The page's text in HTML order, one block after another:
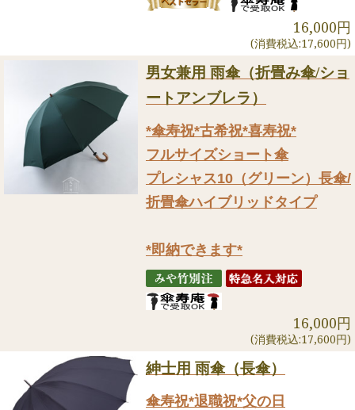
16,000円
(消費税込:17,600円)
男女兼用 雨傘（折畳み傘/ショ
ートアンブレラ）
*傘寿祝*古希祝*喜寿祝*
フルサイズショート傘
プレシャス10（グリーン）長傘/
折畳傘ハイブリッドタイプ
*即納できます*
16,000円
(消費税込:17,600円)
紳士用 雨傘（長傘）
傘寿祝*退職祝*父の日